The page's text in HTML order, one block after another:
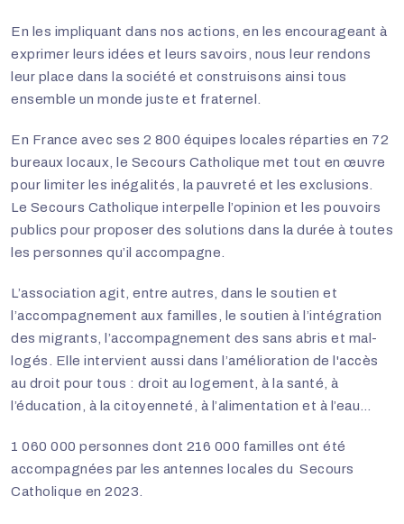
En les impliquant dans nos actions, en les encourageant à
exprimer leurs idées et leurs savoirs, nous leur rendons
leur place dans la société et construisons ainsi tous
ensemble un monde juste et fraternel.
En France avec ses 2 800 équipes locales réparties en 72
bureaux locaux, le Secours Catholique met tout en œuvre
pour limiter les inégalités, la pauvreté et les exclusions.
Le Secours Catholique interpelle l’opinion et les pouvoirs
publics pour proposer des solutions dans la durée à toutes
les personnes qu’il accompagne.
L’association agit, entre autres, dans le soutien et
l’accompagnement aux familles, le soutien à l’intégration
des migrants, l’accompagnement des sans abris et mal-
logés. Elle intervient aussi dans l’amélioration de l'accès
au droit pour tous : droit au logement, à la santé, à
l’éducation, à la citoyenneté, à l’alimentation et à l’eau…
1 060 000 personnes dont 216 000 familles ont été
accompagnées par les antennes locales du Secours
Catholique en 2023.